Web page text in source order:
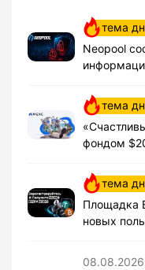
тема
Neopool
тема
фондом
тема
Площадка
новых
08.08.2026